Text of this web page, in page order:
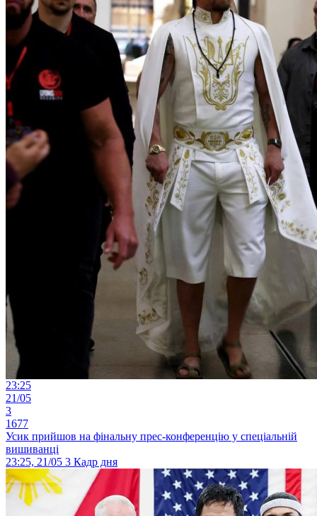
23:25
21/05
3
1677
Усик прийшов на фінальну прес-конференцію у спеціальній
вишиванці
23:25, 21/05 3 Кадр дня